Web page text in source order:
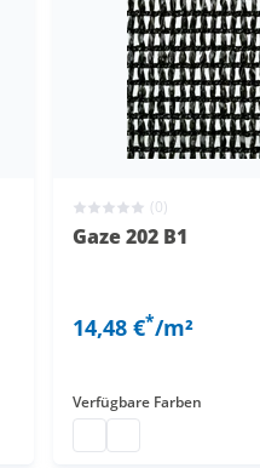
(0)
Gaze 202 B1
14,48 €*/m²
Verfügbare Farben